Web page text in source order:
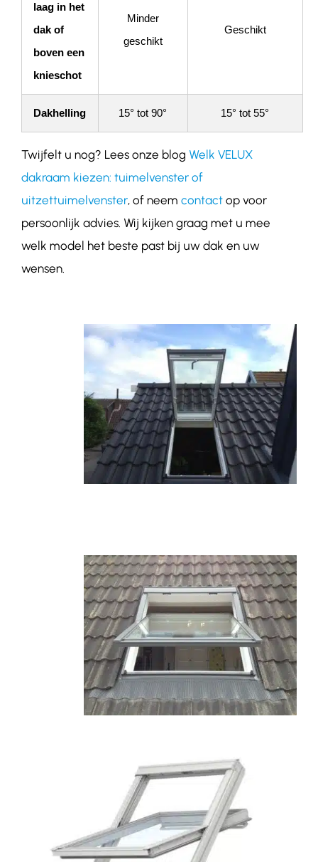
laag in het
dak of
boven een
knieschot
Minder
geschikt
Geschikt
Dakhelling 15° tot 90° 15° tot 55°
Twijfelt u nog? Lees onze blog Welk VELUX
dakraam kiezen: tuimelvenster of
uitzettuimelvenster, of neem contactop voor
persoonlijk advies. Wij kijken graag met u mee
welk model het beste past bij uw dak en uw
wensen.